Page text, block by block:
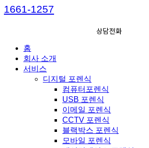
Call
1661-1257
상담전화
홈
회사 소개
서비스
디지털 포렌식
컴퓨터포렌식
USB 포렌식
이메일 포렌식
CCTV 포렌식
블랙박스 포렌식
모바일 포렌식